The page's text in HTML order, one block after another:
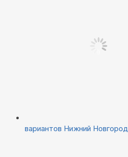
вариантов Нижний Новгород